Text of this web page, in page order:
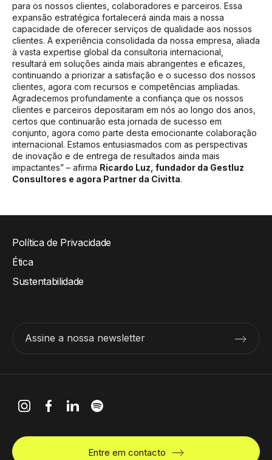
para os nossos clientes, colaboradores e parceiros. Essa
expansão estratégica fortalecerá ainda mais a nossa
capacidade de oferecer serviços de qualidade aos nossos
clientes. A experiência consolidada da nossa empresa, aliada
à vasta expertise global da consultoria internacional,
resultará em soluções ainda mais abrangentes e eficazes,
continuando a priorizar a satisfação e o sucesso dos nossos
clientes, agora com recursos e competências ampliadas.
Agradecemos profundamente a confiança que os nossos
clientes e parceiros depositaram em nós ao longo dos anos,
certos que continuarão esta jornada de sucesso em
conjunto, agora como parte desta emocionante colaboração
internacional. Estamos entusiasmados com as perspectivas
de inovação e de entrega de resultados ainda mais
impactantes” – afirma Ricardo Luz, fundador da Gestluz
Consultores e agora Partner da Civitta.
Assine a nossa newsletter
Política de Privacidade
Ética
Sustentabilidade
Entre em contacto